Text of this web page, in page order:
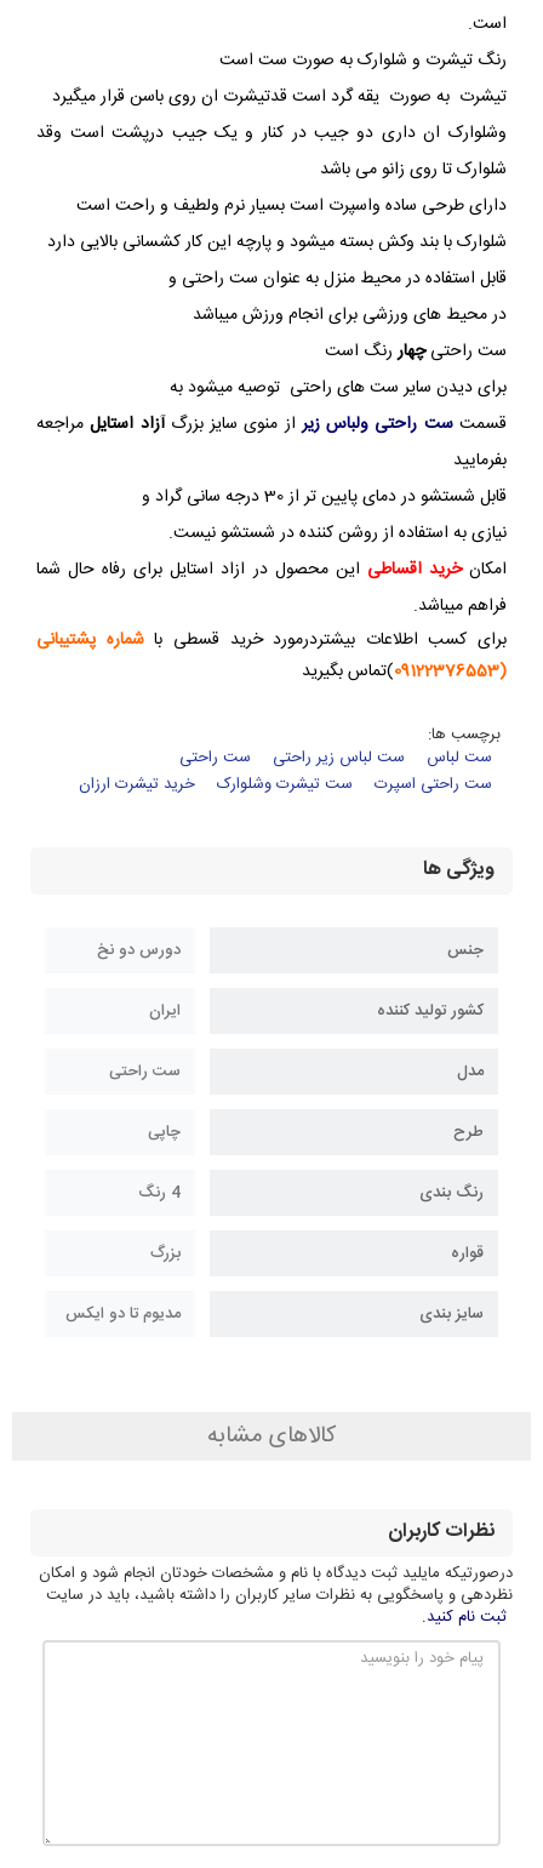
است.
رنگ تیشرت و شلوارک به صورت ست است
تیشرت به صورت یقه گرد است قدتیشرت ان روی باسن قرار میگیرد
وشلوارک ان داری دو جیب در کنار و یک جیب درپشت است وقد
شلوارک تا روی زانو می باشد
دارای طرحی ساده واسپرت است بسیار نرم ولطیف و راحت است
شلوارک با بند وکش بسته میشود و پارچه این کار کشسانی بالایی دارد
قابل استفاده در محیط منزل به عنوان ست راحتی و
در محیط های ورزشی برای انجام ورزش میباشد
ست راحتیچهاررنگ است
برای دیدن سایر ست های راحتی توصیه میشود به
قسمتست راحتی ولباس زیر از منوی سایز بزرگ آزاد استایلمراجعه
بفرمایید
قابل شستشو در دمای پایین تر از 30 درجه سانی گراد و
نیازی به استفاده از روشن کننده در شستشو نیست.
امکان خرید اقساطی این محصول در ازاد استایل برای رفاه حال شما
فراهم میباشد.
برای کسب اطلاعات بیشتردرمورد خرید قسطی باشماره پشتیبانی
(09122376553
)تماس بگیرید
برچسب ها:
ست لباس
ست لباس زیر راحتی
ست راحتی
ست راحتی اسپرت
ست تیشرت وشلوارک خرید تیشرت ارزان
ویژگی ها
جنس دورس دو نخ
کشور تولید کننده ایران
مدل ست راحتی
طرح چاپی
رنگ بندی 4 رنگ
قواره بزرگ
سایز بندی مدیوم تا دو ایکس
کالاهای مشابه
نظرات کاربران
درصورتیکه مایلید ثبت دیدگاه با نام و مشخصات خودتان انجام شود و امکان
نظردهی و پاسخگویی به نظرات سایر کاربران را داشته باشید، باید در سایت
ثبت نام کنید.